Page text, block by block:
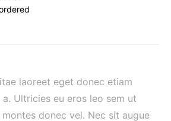
laoreet eget donec etiam
Ultricies eu eros leo sem ut
montes donec vel. Nec sit augue